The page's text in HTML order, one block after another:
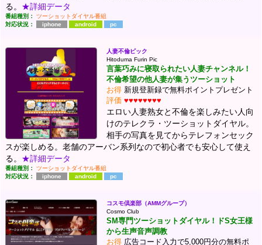
る。 ★詳細データ
番組種別：
ツーショットダイヤル番組
対応状況：
iphone android pc
人妻不倫ピック
Hitoduma Furin Pic
言葉巧みに寝取られたい人妻チャンネル！
不倫希望の他人妻が集うツーショット
お得 新規登新録で無料ポイントプレゼント
評価 ♥♥♥♥♥♥♥♥
エロい人妻熟女と不倫を楽しみたい人向
けのテレクラ・ツーショットダイヤル。
相手の写真を見てからテレフォンセック
スが楽しめる。老舗のアーバン系列なので初心者でも安心して使え
る。 ★詳細データ
番組種別：
ツーショットダイヤル番組
対応状況：
iphone android pc
コスモ倶楽部（AMMグループ）
Cosmo Club
SM専門ツーショットダイヤル！ドS女王様
から生声音声調教
お得 広告コード入力で5,000円分の無料ポ